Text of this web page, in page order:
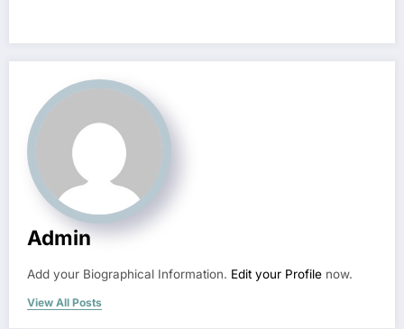
Admin
Add your Biographical Information. Edit your Profile now.
View All Posts